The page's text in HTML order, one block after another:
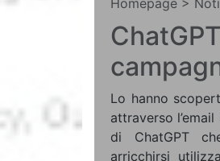
Homepage >
Lo hanno
attraverso
di ChatGPT
arricchirsi